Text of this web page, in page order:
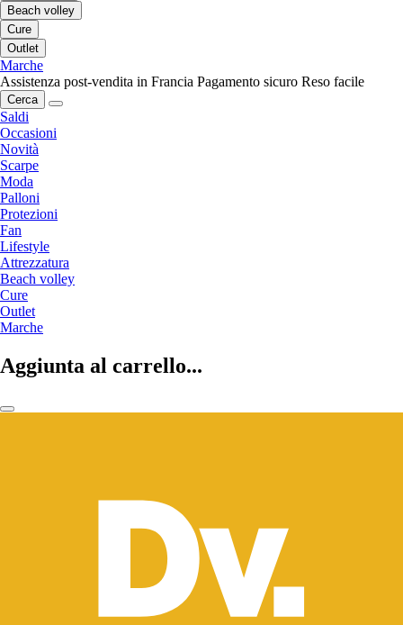
Beach volley
Cure
Outlet
Marche
Assistenza post-vendita in Francia Pagamento sicuro Reso facile
Cerca
Saldi
Occasioni
Novità
Scarpe
Moda
Palloni
Protezioni
Fan
Lifestyle
Attrezzatura
Beach volley
Cure
Outlet
Marche
Aggiunta al carrello...